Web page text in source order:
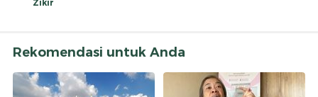
Zikir
Rekomendasi untuk Anda